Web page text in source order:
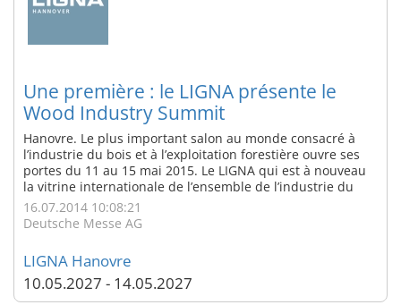
Une première : le LIGNA présente le
Wood Industry Summit
Hanovre. Le plus important salon au monde consacré à
l’industrie du bois et à l’exploitation forestière ouvre ses
portes du 11 au 15 mai 2015. Le LIGNA qui est à nouveau
la vitrine internationale de l’ensemble de l’industrie du
travail et de la transformation du bois célèbre l’an
prochain le lancement d’une plateforme internationale de
16.07.2014 10:08:21
Deutsche Messe AG
LIGNA Hanovre
10.05.2027 - 14.05.2027